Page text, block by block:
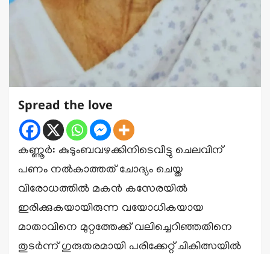
Spread the love
കണ്ണൂർ: കുടുംബവഴക്കിനിടെവീട്ടു ചെലവിന്
പണം നൽകാത്തത് ചോദ്യം ചെയ്ത
വിരോധത്തിൽ മകൻ കസേരയിൽ
ഇരിക്കുകയായിരുന്ന വയോധികയായ
മാതാവിനെ മുറ്റത്തേക്ക് വലിച്ചെറിഞ്ഞതിനെ
തുടർന്ന് ഗുരുതരമായി പരിക്കേറ്റ് ചികിത്സയിൽ